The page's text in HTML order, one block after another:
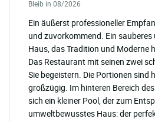
Bleib in 08/2026
Ein äußerst professioneller
und zuvorkommend. Ein
Haus, das Tradition und Moderne
Das Restaurant mit seinen zwei
Sie begeistern. Die Portionen sind
großzügig. Im hinteren Bereich
sich ein kleiner Pool, der zum
umweltbewusstes Haus: der